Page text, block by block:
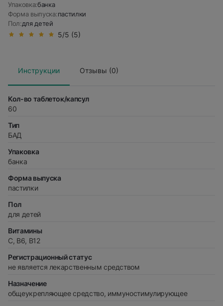
Упаковка:банка
Форма выпуска:пастилки
Пол:для детей
5/5 (5)
Инструкции Отзывы (0)
Кол-во таблеток/капсул
60
Тип
БАД
Упаковка
банка
Форма выпуска
пастилки
Пол
для детей
Витамины
С, В6, В12
Регистрационный статус
не является лекарственным средством
Назначение
общеукрепляющее средство, иммуностимулирующее